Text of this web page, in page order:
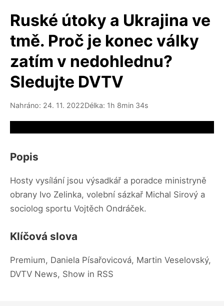
Ruské útoky a Ukrajina ve
tmě. Proč je konec války
zatím v nedohlednu?
Sledujte DVTV
Nahráno: 24. 11. 2022Délka: 1h 8min 34s
Popis
Hosty vysílání jsou výsadkář a poradce ministryně
obrany Ivo Zelinka, volební sázkař Michal Sirový a
sociolog sportu Vojtěch Ondráček.
Klíčová slova
Premium, Daniela Písařovicová, Martin Veselovský,
DVTV News, Show in RSS